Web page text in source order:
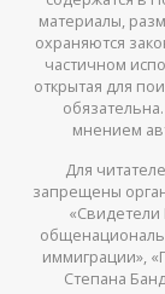
материалы,
охраняются
частичном
открытая для
мнением
Для
запрещены
«Свидетели
иммиграции»,
Степана